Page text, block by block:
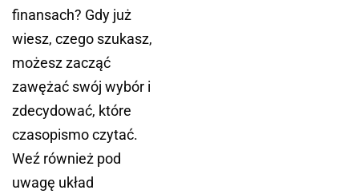
finansach? Gdy już
wiesz, czego szukasz,
możesz zacząć
zawężać swój wybór i
zdecydować, które
czasopismo czytać.
Weź również pod
uwagę układ